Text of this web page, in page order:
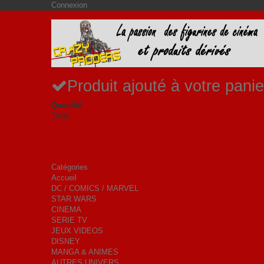
Connexion
Produit ajouté à votre
Quantité
Total
Catégories
Accueil
DC / COMICS / MARVEL
STAR WARS
CINEMA
SERIE TV
JEUX VIDEOS
DISNEY
MANGA & ANIMES